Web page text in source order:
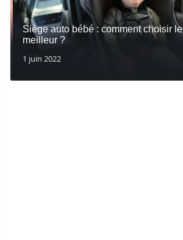
Siège auto bébé : comment choisir le
meilleur ?
1 juin 2022